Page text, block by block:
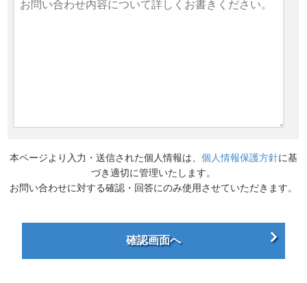
本ページより入力・送信された個人情報は、 個人情報保護方針に基
づき適切に管理いたします。
お問い合わせに対する確認・回答にのみ使用させていただきます。
確認画面へ